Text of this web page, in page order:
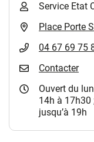
Service Etat
Place Porte
04 67 69 75
Contacter
Ouvert du
14h à 17h30
jusqu’à 19h